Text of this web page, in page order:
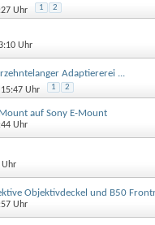
Uhr 1 2
Uhr
Adaptiererei ...
Uhr 1 2
auf Sony E-Mount
Uhr
Uhr
Objektivdeckel und B50
Uhr